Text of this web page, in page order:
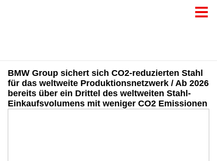
BMW Group sichert sich CO2-reduzierten Stahl
für das weltweite Produktionsnetzwerk / Ab 2026
bereits über ein Drittel des weltweiten Stahl-
Einkaufsvolumens mit weniger CO2 Emissionen